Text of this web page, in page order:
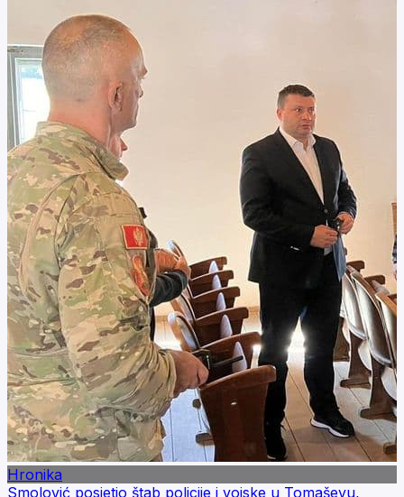
Hronika
Smolović posjetio štab policije i vojske u Tomaševu,